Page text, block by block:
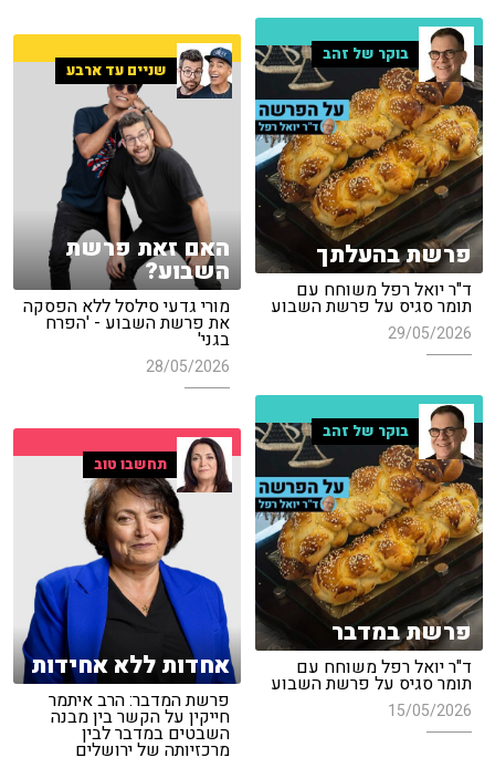
בוקר של זהב
פרשת בהעלתך
ד"ר יואל רפל משוחח עם
תומר סגיס על פרשת השבוע
29/05/2026
שניים עד ארבע
האם זאת פרשת
השבוע?
מורי גדעי סילסל ללא הפסקה
את פרשת השבוע - 'הפרח
בגני'
28/05/2026
בוקר של זהב
פרשת במדבר
ד"ר יואל רפל משוחח עם
תומר סגיס על פרשת השבוע
15/05/2026
תחשבו טוב
אחדות ללא אחידות
פרשת המדבר: הרב איתמר
חייקין על הקשר בין מבנה
השבטים במדבר לבין
מרכזיותה של ירושלים